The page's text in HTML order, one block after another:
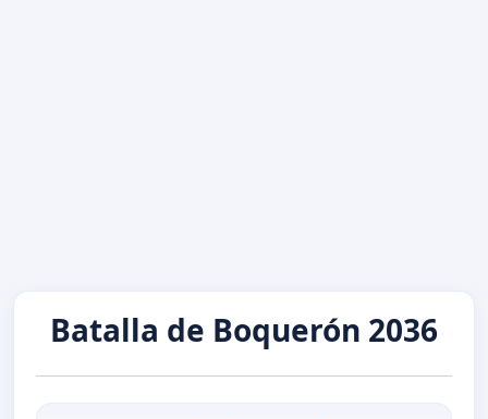
Batalla de Boquerón 2036